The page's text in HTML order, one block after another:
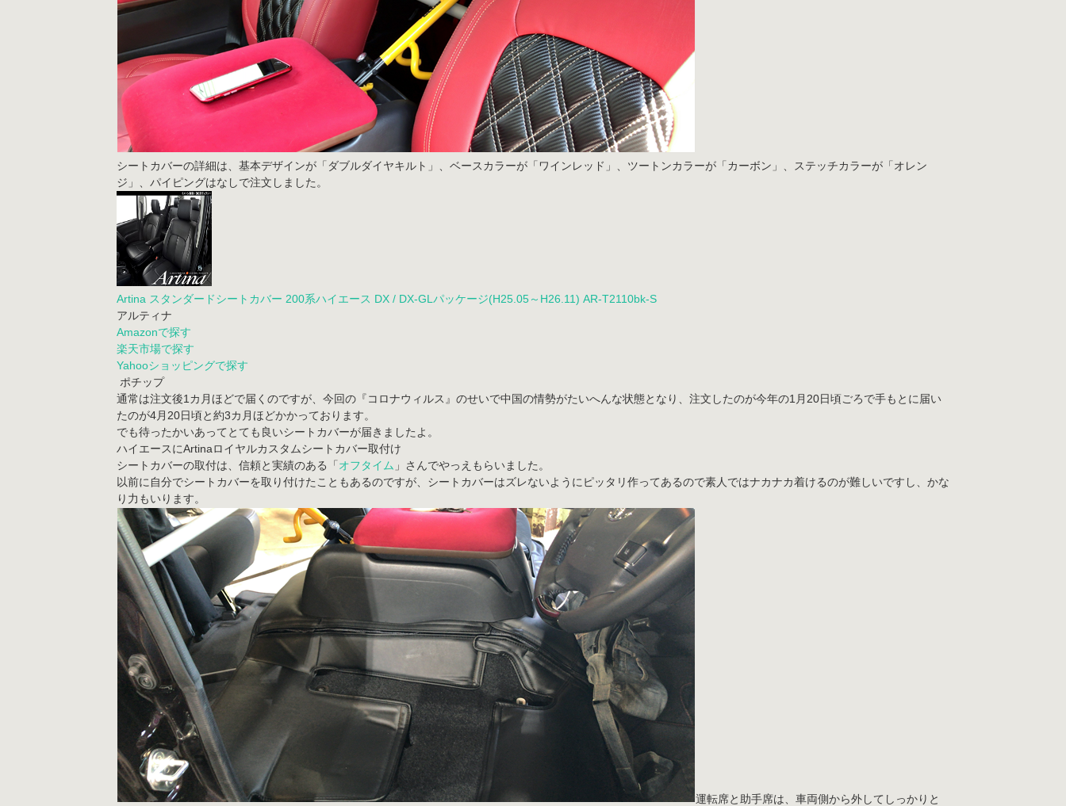
シートカバーの詳細は、基本デザインが「ダブルダイヤキルト」、ベースカラーが「ワインレッド」、ツートンカラーが「カーボン」、ステッチカラーが「オレン
ジ」、パイピングはなしで注文しました。
Artina スタンダードシートカバー 200系ハイエース DX / DX-GLパッケージ(H25.05～H26.11) AR-T2110bk-S
アルティナ
Amazonで探す
楽天市場で探す
Yahooショッピングで探す
ポチップ
通常は注文後1カ月ほどで届くのですが、今回の『コロナウィルス』のせいで中国の情勢がたいへんな状態となり、注文したのが今年の1月20日頃ごろで手もとに届い
たのが4月20日頃と約3カ月ほどかかっております。
でも待ったかいあってとても良いシートカバーが届きましたよ。
ハイエースにArtinaロイヤルカスタムシートカバー取付け
シートカバーの取付は、信頼と実績のある「 オフタイム 」さんでやっえもらいました。
以前に自分でシートカバーを取り付けたこともあるのですが、シートカバーはズレないようにピッタリ作ってあるので素人ではナカナカ着けるのが難しいですし、かな
り力もいります。
運転席と助手席は、車両側から外してしっかりと